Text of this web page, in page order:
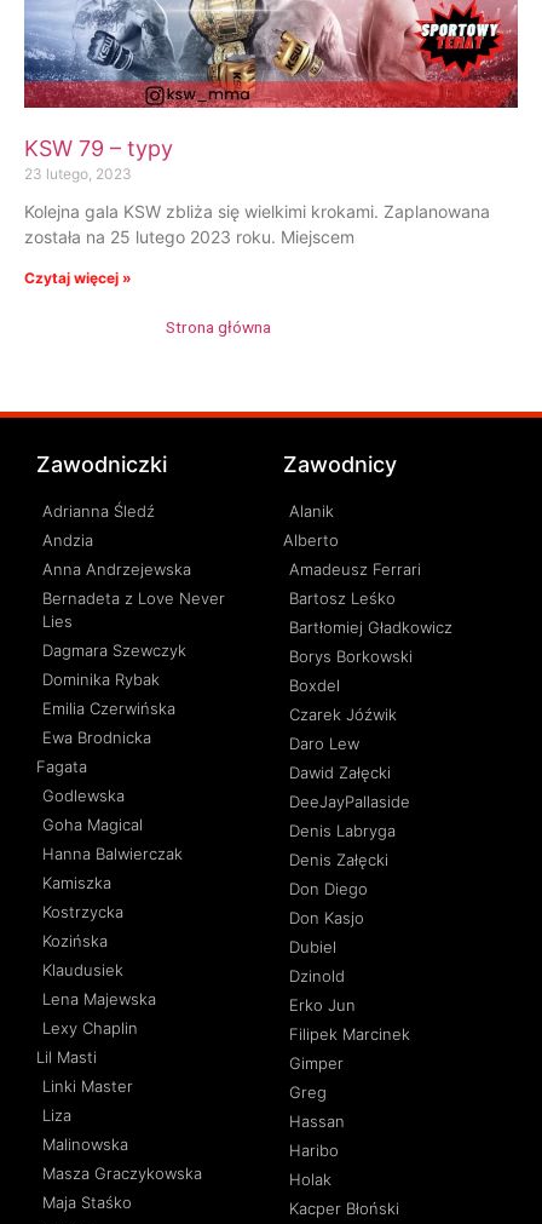
KSW 79 – typy
23 lutego, 2023
Kolejna gala KSW zbliża się wielkimi krokami. Zaplanowana
została na 25 lutego 2023 roku. Miejscem
Czytaj więcej »
Strona główna
Zawodniczki
Adrianna Śledź
Andzia
Anna Andrzejewska
Bernadeta z Love Never
Lies
Dagmara Szewczyk
Dominika Rybak
Emilia Czerwińska
Ewa Brodnicka
Fagata
Godlewska
Goha Magical
Hanna Balwierczak
Kamiszka
Kostrzycka
Kozińska
Klaudusiek
Lena Majewska
Lexy Chaplin
Lil Masti
Linki Master
Liza
Malinowska
Masza Graczykowska
Maja Staśko
Zawodnicy
Alanik
Alberto
Amadeusz Ferrari
Bartosz Leśko
Bartłomiej Gładkowicz
Borys Borkowski
Boxdel
Czarek Jóźwik
Daro Lew
Dawid Załęcki
DeeJayPallaside
Denis Labryga
Denis Załęcki
Don Diego
Don Kasjo
Dubiel
Dzinold
Erko Jun
Filipek Marcinek
Gimper
Greg
Hassan
Haribo
Holak
Kacper Błoński